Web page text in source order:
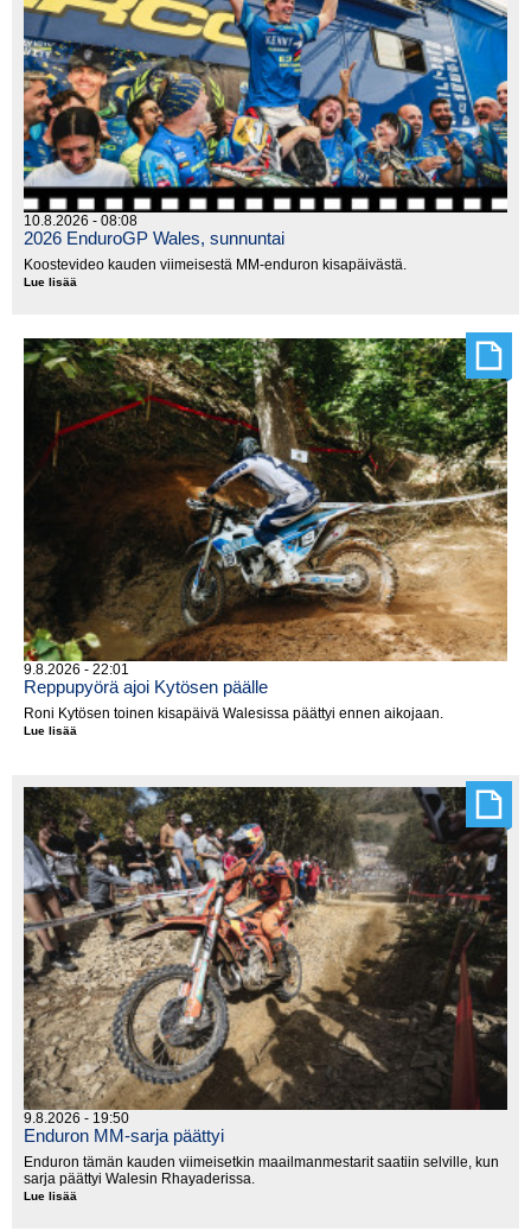
10.8.2026 - 08:08
2026 EnduroGP Wales, sunnuntai
Koostevideo kauden viimeisestä MM-enduron kisapäivästä.
Lue lisää
9.8.2026 - 22:01
Reppupyörä ajoi Kytösen päälle
Roni Kytösen toinen kisapäivä Walesissa päättyi ennen aikojaan.
Lue lisää
9.8.2026 - 19:50
Enduron MM-sarja päättyi
Enduron tämän kauden viimeisetkin maailmanmestarit saatiin selville, kun
sarja päättyi Walesin Rhayaderissa.
Lue lisää